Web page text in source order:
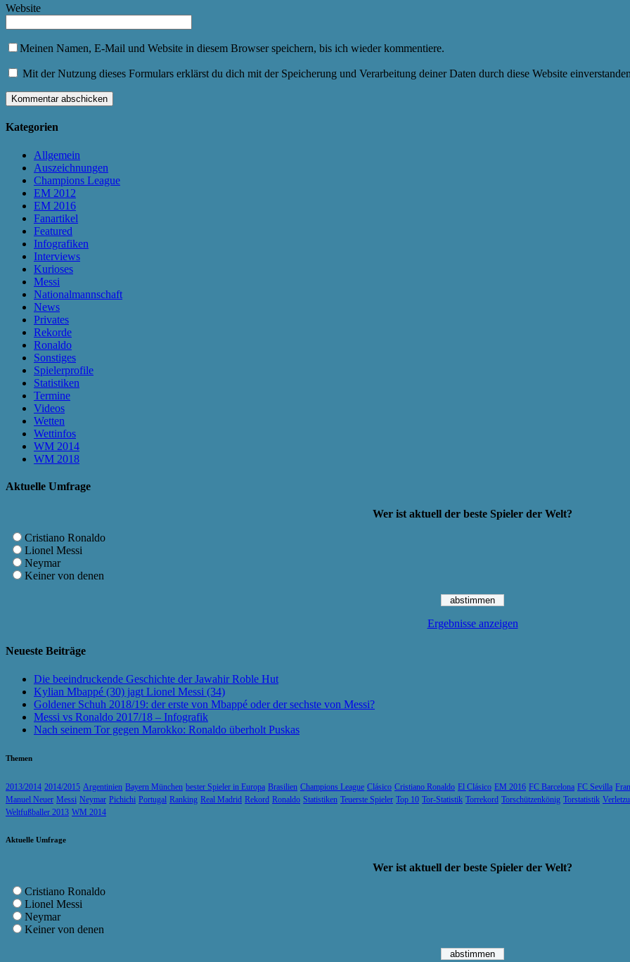
Website
Meinen Namen, E-Mail und Website in diesem Browser speichern, bis ich wieder kommentiere.
Mit der Nutzung dieses Formulars erklärst du dich mit der Speicherung und Verarbeitung deiner Daten durch diese Website
Kategorien
Allgemein
Auszeichnungen
Champions League
EM 2012
EM 2016
Fanartikel
Featured
Infografiken
Interviews
Kurioses
Messi
Nationalmannschaft
News
Privates
Rekorde
Ronaldo
Sonstiges
Spielerprofile
Statistiken
Termine
Videos
Wetten
Wettinfos
WM 2014
WM 2018
Aktuelle Umfrage
Wer ist aktuell der beste Spieler der Welt?
Cristiano Ronaldo
Lionel Messi
Neymar
Keiner von denen
Ergebnisse anzeigen
Neueste Beiträge
Die beeindruckende Geschichte der Jawahir Roble Hut
Kylian Mbappé (30) jagt Lionel Messi (34)
Goldener Schuh 2018/19: der erste von Mbappé oder der sechste von Messi?
Messi vs Ronaldo 2017/18 – Infografik
Nach seinem Tor gegen Marokko: Ronaldo überholt Puskas
Themen
2013/2014 2014/2015 Argentinien Bayern München bester Spieler in Europa Brasilien Champions League Clásico Cristiano Ronaldo El Clásico EM 2016 FC Barcelona FC Sevilla
Manuel Neuer Messi Neymar Pichichi Portugal Ranking Real Madrid Rekord Ronaldo Statistiken Teuerste Spieler Top 10 Tor-Statistik Torrekord Torschützenkönig Torstatistik
Weltfußballer 2013 WM 2014
Aktuelle Umfrage
Wer ist aktuell der beste Spieler der Welt?
Cristiano Ronaldo
Lionel Messi
Neymar
Keiner von denen